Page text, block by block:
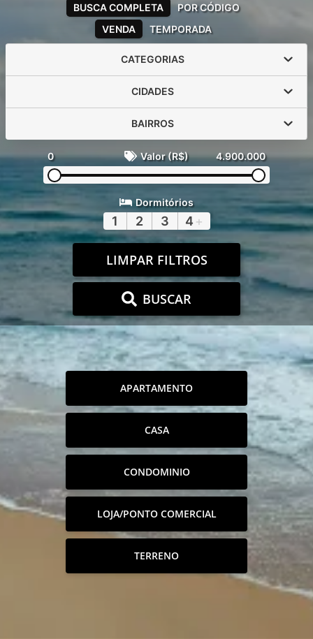
VENDA TEMPORADA
BUSCA COMPLETA POR CÓDIGO
CATEGORIAS
CIDADES
BAIRROS
0 Valor (R$) 4.900.000
Dormitórios
1 2 3 4 +
LIMPAR FILTROS
BUSCAR
APARTAMENTO
CASA
CONDOMINIO
LOJA/PONTO COMERCIAL
TERRENO